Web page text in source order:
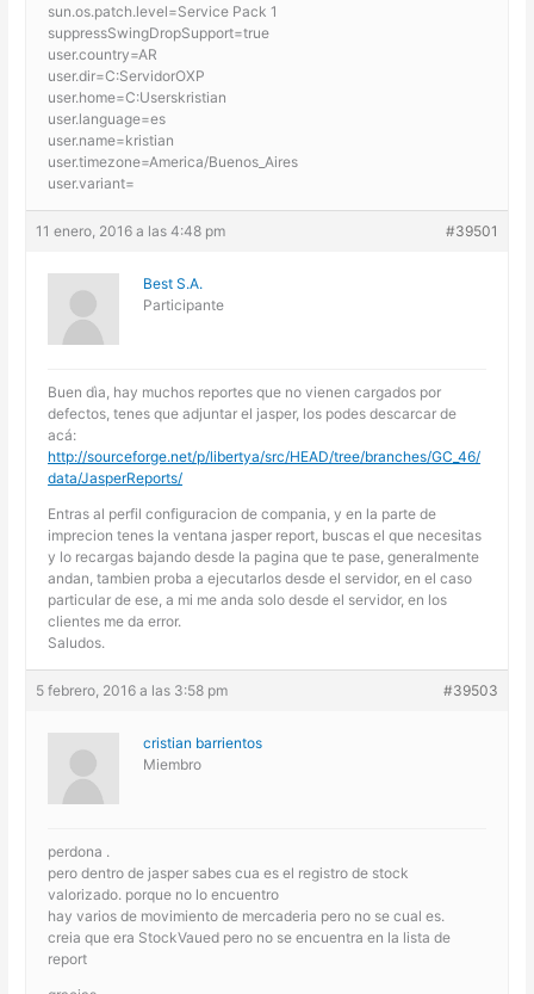
sun.os.patch.level=Service Pack 1
suppressSwingDropSupport=true
user.country=AR
user.dir=C:ServidorOXP
user.home=C:Userskristian
user.language=es
user.name=kristian
user.timezone=America/Buenos_Aires
user.variant=
11 enero, 2016 a las 4:48 pm #39501
Best S.A.
Participante
Buen dìa, hay muchos reportes que no vienen cargados por
defectos, tenes que adjuntar el jasper, los podes descarcar de
acá:
http://sourceforge.net/p/libertya/src/HEAD/tree/branches/GC_46/
data/JasperReports/
Entras al perfil configuracion de compania, y en la parte de
imprecion tenes la ventana jasper report, buscas el que necesitas
y lo recargas bajando desde la pagina que te pase, generalmente
andan, tambien proba a ejecutarlos desde el servidor, en el caso
particular de ese, a mi me anda solo desde el servidor, en los
clientes me da error.
Saludos.
5 febrero, 2016 a las 3:58 pm #39503
cristian barrientos
Miembro
perdona .
pero dentro de jasper sabes cua es el registro de stock
valorizado. porque no lo encuentro
hay varios de movimiento de mercaderia pero no se cual es.
creia que era StockVaued pero no se encuentra en la lista de
report